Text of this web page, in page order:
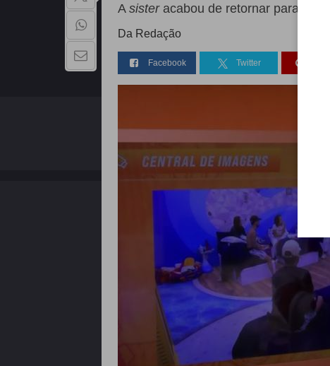
A sisteracabou de retornar para a
Da Redação
Facebook Twitter
Copyright - 2026 | Todos os direitos reservados